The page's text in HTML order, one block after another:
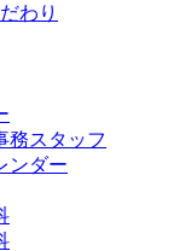
わり
務スタッフ
ンダー